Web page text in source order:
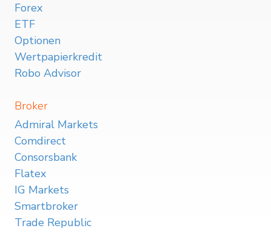
Forex
ETF
Optionen
Wertpapierkredit
Robo Advisor
Broker
Admiral Markets
Comdirect
Consorsbank
Flatex
IG Markets
Smartbroker
Trade Republic